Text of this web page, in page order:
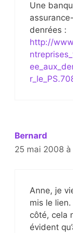
Une
denrées :
http://
Bernard
25 mai 2008 à
Anne, je
mis le
côté, cela
évident